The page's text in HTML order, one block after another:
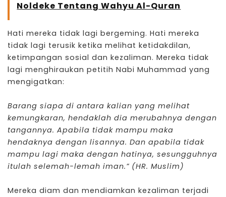
Noldeke Tentang Wahyu Al-Quran
Hati mereka tidak lagi bergeming. Hati mereka
tidak lagi terusik ketika melihat ketidakdilan,
ketimpangan sosial dan kezaliman. Mereka tidak
lagi menghiraukan petitih Nabi Muhammad yang
mengigatkan:
Barang siapa di antara kalian yang melihat
kemungkaran, hendaklah dia merubahnya dengan
tangannya. Apabila tidak mampu maka
hendaknya dengan lisannya. Dan apabila tidak
mampu lagi maka dengan hatinya, sesungguhnya
itulah selemah-lemah iman.” (HR. Muslim)
Mereka diam dan mendiamkan kezaliman terjadi